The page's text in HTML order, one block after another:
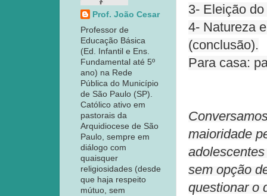
3- Eleição
4- Natureza
(conclusão).
Para casa:
maioridade
sem opção
questionar o
Prof. João Cesar
Professor de
Educação Básica
(Ed. Infantil e Ens.
Fundamental até 5º
ano) na Rede
Pública do Município
de São Paulo (SP).
Católico ativo em
pastorais da
Arquidiocese de São
Paulo, sempre em
diálogo com
quaisquer
religiosidades (desde
que haja respeito
mútuo, sem